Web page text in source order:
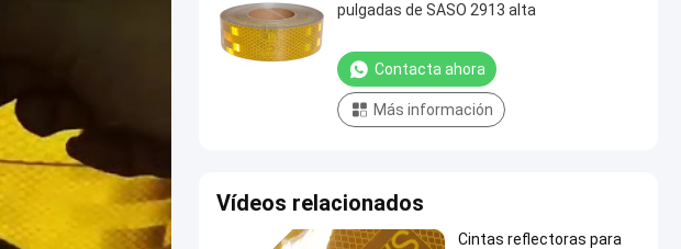
pulgadas de SASO 2913 alta
Contacta ahora
Más información
Vídeos relacionados
Cintas reflectoras para